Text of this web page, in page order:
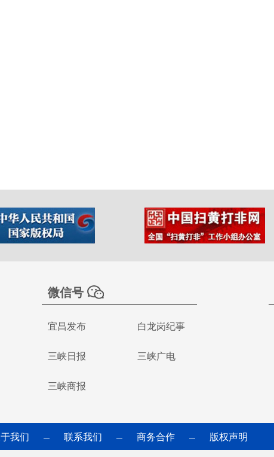
微信号
宜昌发布 白龙岗纪事
三峡日报 三峡广电
三峡商报
我们 — 联系我们 — 商务合作 — 版权声明